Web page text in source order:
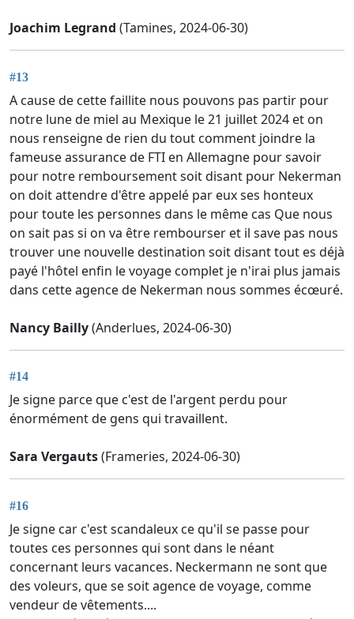
Joachim Legrand (Tamines, 2024-06-30)
#13
A cause de cette faillite nous pouvons pas partir pour
notre lune de miel au Mexique le 21 juillet 2024 et on
nous renseigne de rien du tout comment joindre la
fameuse assurance de FTI en Allemagne pour savoir
pour notre remboursement soit disant pour Nekerman
on doit attendre d'être appelé par eux ses honteux
pour toute les personnes dans le même cas Que nous
on sait pas si on va être rembourser et il save pas nous
trouver une nouvelle destination soit disant tout es déjà
payé l'hôtel enfin le voyage complet je n'irai plus jamais
dans cette agence de Nekerman nous sommes écœuré.
Nancy Bailly(Anderlues, 2024-06-30)
#14
Je signe parce que c'est de l'argent perdu pour
énormément de gens qui travaillent.
Sara Vergauts(Frameries, 2024-06-30)
#16
Je signe car c'est scandaleux ce qu'il se passe pour
toutes ces personnes qui sont dans le néant
concernant leurs vacances. Neckermann ne sont que
des voleurs, que se soit agence de voyage, comme
vendeur de vêtements....